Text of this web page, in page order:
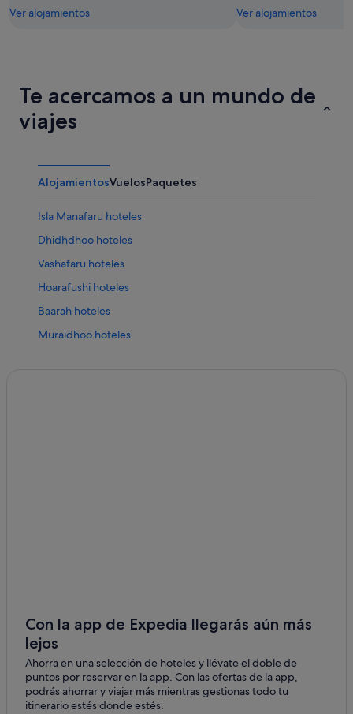
Ver alojamientos
Ver alojamientos
Te acercamos a un mundo de
viajes
AlojamientosVuelosPaquetes
Isla Manafaru hoteles
Dhidhdhoo hoteles
Vashafaru hoteles
Hoarafushi hoteles
Baarah hoteles
Muraidhoo hoteles
Con la app de Expedia llegarás aún más
lejos
Ahorra en una selección de hoteles y llévate el doble de
puntos por reservar en la app. Con las ofertas de la app,
podrás ahorrar y viajar más mientras gestionas todo tu
itinerario estés donde estés.